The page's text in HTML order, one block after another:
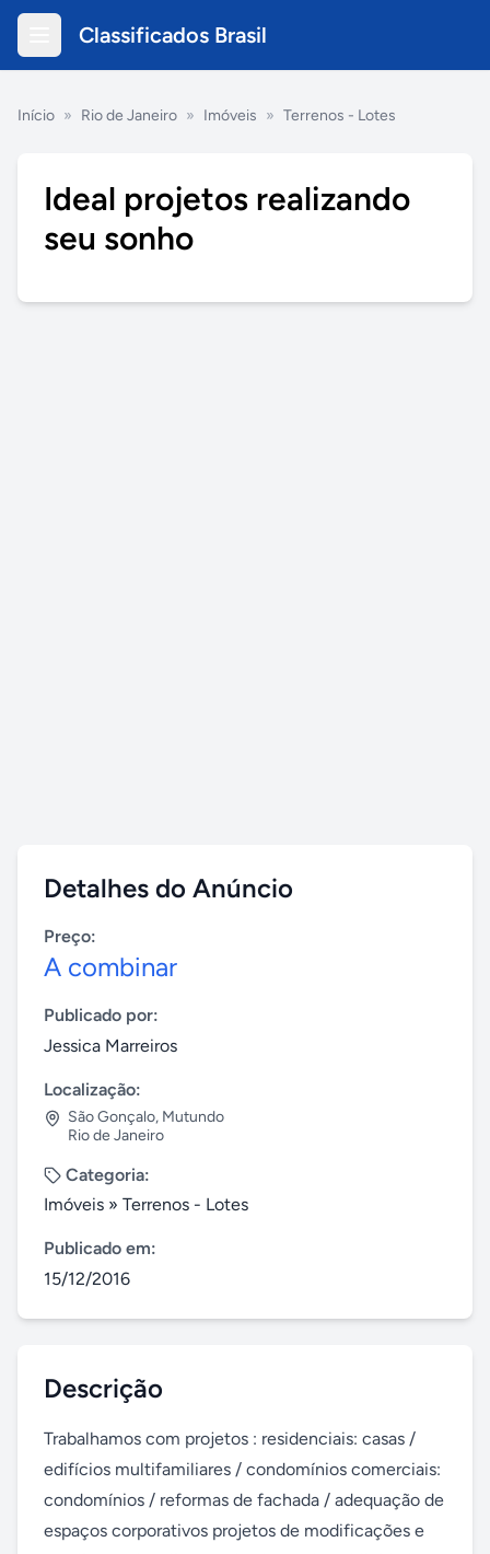
Classificados Brasil
Início » Rio de Janeiro » Imóveis » Terrenos - Lotes
Ideal projetos realizando
seu sonho
Detalhes do Anúncio
Preço:
A combinar
Publicado por:
Jessica Marreiros
Localização:
São Gonçalo, Mutundo
Rio de Janeiro
Categoria:
Imóveis » Terrenos - Lotes
Publicado em:
15/12/2016
Descrição
Trabalhamos com projetos : residenciais: casas /
edifícios multifamiliares / condomínios comerciais:
condomínios / reformas de fachada / adequação de
espaços corporativos projetos de modificações e